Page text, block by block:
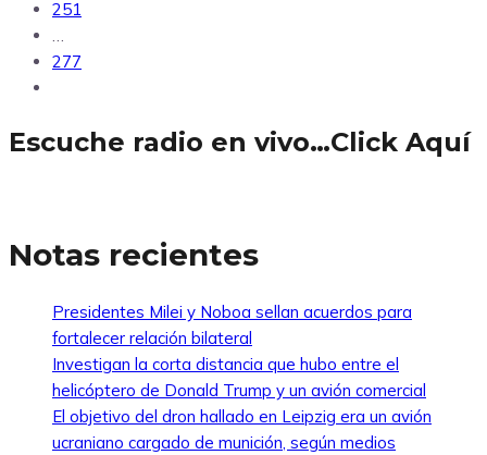
251
…
277
Escuche radio en vivo…Click Aquí
Notas recientes
Presidentes Milei y Noboa sellan acuerdos para
fortalecer relación bilateral
Investigan la corta distancia que hubo entre el
helicóptero de Donald Trump y un avión comercial
El objetivo del dron hallado en Leipzig era un avión
ucraniano cargado de munición, según medios